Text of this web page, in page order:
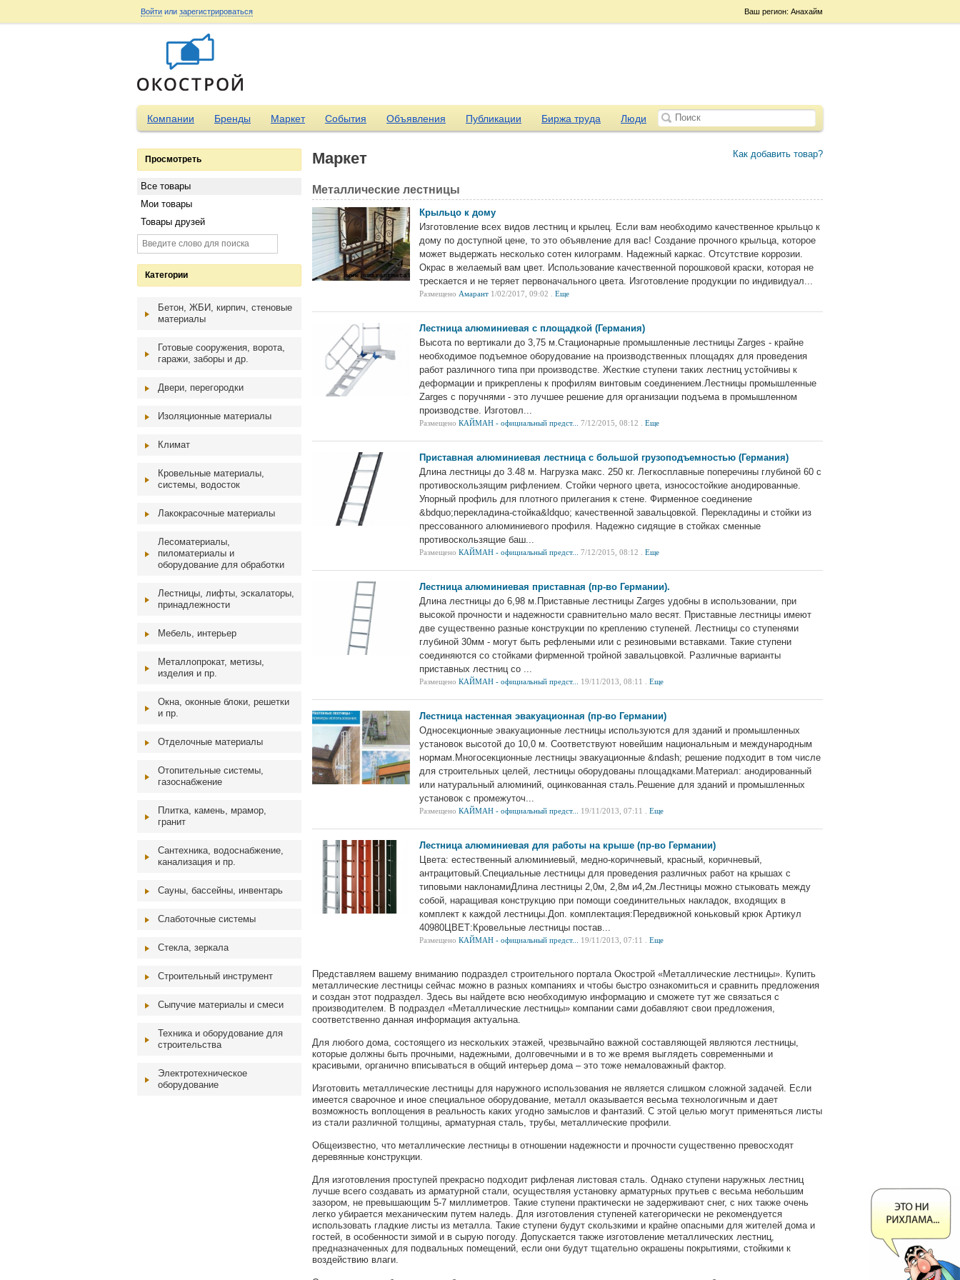
Ваш регион: Анахайм
Войти или зарегистрироваться
Компании Бренды Маркет События Объявления Публикации Биржа труда Люди
Просмотреть
Все товары
Мои товары
Товары друзей
Категории
Бетон, ЖБИ, кирпич, стеновые
материалы
Готовые сооружения, ворота,
гаражи, заборы и др.
Двери, перегородки
Изоляционные материалы
Климат
Кровельные материалы,
системы, водосток
Лакокрасочные материалы
Лесоматериалы,
пиломатериалы и
оборудование для обработки
Лестницы, лифты, эскалаторы,
принадлежности
Мебель, интерьер
Металлопрокат, метизы,
изделия и пр.
Окна, оконные блоки, решетки
и пр.
Отделочные материалы
Отопительные системы,
газоснабжение
Плитка, камень, мрамор,
гранит
Сантехника, водоснабжение,
канализация и пр.
Сауны, бассейны, инвентарь
Слаботочные системы
Стекла, зеркала
Строительный инструмент
Сыпучие материалы и смеси
Техника и оборудование для
строительства
Электротехническое
оборудование
Как добавить товар?
Маркет
Металлические лестницы
Крыльцо к дому
Изготовление всех видов лестниц и крылец. Если вам необходимо качественное крыльцо к
дому по доступной цене, то это объявление для вас! Создание прочного крыльца, которое
может выдержать несколько сотен килограмм. Надежный каркас. Отсутствие коррозии.
Окрас в желаемый вам цвет. Использование качественной порошковой краски, которая не
трескается и не теряет первоначального цвета. Изготовление продукции по индивидуал...
Размещено Амарант 1/02/2017, 09:02 . Еще
Лестница алюминиевая с площадкой (Германия)
Высота по вертикали до 3,75 м.Стационарные промышленные лестницы Zarges - крайне
необходимое подъемное оборудование на производственных площадях для проведения
работ различного типа при производстве. Жесткие ступени таких лестниц устойчивы к
деформации и прикреплены к профилям винтовым соединением.Лестницы промышленные
Zarges с поручнями - это лучшее решение для организации подъема в промышленном
производстве. Изготовл...
Размещено КАЙМАН - официальный предст... 7/12/2015, 08:12 . Еще
Приставная алюминиевая лестница с большой грузоподъемностью (Германия)
Длина лестницы до 3.48 м. Нагрузка макс. 250 кг. Легкосплавные поперечины глубиной 60 с
противоскользящим рифлением. Стойки черного цвета, износостойкие анодированные.
Упорный профиль для плотного прилегания к стене. Фирменное соединение
&bdquo;перекладина-стойка&ldquo; качественной завальцовкой. Перекладины и стойки из
прессованного алюминиевого профиля. Надежно сидящие в стойках сменные
противоскользящие баш...
Размещено КАЙМАН - официальный предст... 7/12/2015, 08:12 . Еще
Лестница алюминиевая приставная (пр-во Германии).
Длина лестницы до 6,98 м.Приставные лестницы Zarges удобны в использовании, при
высокой прочности и надежности сравнительно мало весят. Приставные лестницы имеют
две существенно разные конструкции по креплению ступеней. Лестницы со ступенями
глубиной 30мм - могут быть рефлеными или с резиновыми вставками. Такие ступени
соединяются со стойками фирменной тройной завальцовкой. Различные варианты
приставных лестниц со ...
Размещено КАЙМАН - официальный предст... 19/11/2013, 08:11 . Еще
Лестница настенная эвакуационная (пр-во Германии)
Односекционные эвакуационные лестницы используются для зданий и промышленных
установок высотой до 10,0 м. Соответствуют новейшим национальным и международным
нормам.Многосекционные лестницы эвакуационные &ndash; решение подходит в том числе
для строительных целей, лестницы оборудованы площадками.Материал: анодированный
или натуральный алюминий, оцинкованная сталь.Решение для зданий и промышленных
установок с промежуточ...
Размещено КАЙМАН - официальный предст... 19/11/2013, 07:11 . Еще
Лестница алюминиевая для работы на крыше (пр-во Германии)
Цвета: естественный алюминиевый, медно-коричневый, красный, коричневый,
антрацитовый.Специальные лестницы для проведения различных работ на крышах с
типовыми наклонамиДлина лестницы 2,0м, 2,8м и4,2м.Лестницы можно стыковать между
собой, наращивая конструкцию при помощи соединительных накладок, входящих в
комплект к каждой лестницы.Доп. комплектация:Передвижной коньковый крюк Артикул
40980ЦВЕТ:Кровельные лестницы постав...
Размещено КАЙМАН - официальный предст... 19/11/2013, 07:11 . Еще
Представляем вашему вниманию подраздел строительного портала Окострой «Металлические лестницы». Купить
металлические лестницы сейчас можно в разных компаниях и чтобы быстро ознакомиться и сравнить предложения
и создан этот подраздел. Здесь вы найдете всю необходимую информацию и сможете тут же связаться с
производителем. В подраздел «Металлические лестницы» компании сами добавляют свои предложения,
соответственно данная информация актуальна.
Для любого дома, состоящего из нескольких этажей, чрезвычайно важной составляющей являются лестницы,
которые должны быть прочными, надежными, долговечными и в то же время выглядеть современными и
красивыми, органично вписываться в общий интерьер дома – это тоже немаловажный фактор.
Изготовить металлические лестницы для наружного использования не является слишком сложной задачей. Если
имеется сварочное и иное специальное оборудование, металл оказывается весьма технологичным и дает
возможность воплощения в реальность каких угодно замыслов и фантазий. С этой целью могут применяться листы
из стали различной толщины, арматурная сталь, трубы, металлические профили.
Общеизвестно, что металлические лестницы в отношении надежности и прочности существенно превосходят
деревянные конструкции.
Для изготовления проступей прекрасно подходит рифленая листовая сталь. Однако ступени наружных лестниц
лучше всего создавать из арматурной стали, осуществляя установку арматурных прутьев с весьма небольшим
зазором, не превышающим 5-7 миллиметров. Такие ступени практически не задерживают снег, с них также очень
легко убирается механическим путем наледь. Для изготовления ступеней категорически не рекомендуется
использовать гладкие листы из металла. Такие ступени будут скользкими и крайне опасными для жителей дома и
гостей, в особенности зимой и в сырую погоду. Допускается также изготовление металлических лестниц,
предназначенных для подвальных помещений, если они будут тщательно окрашены покрытиями, стойкими к
воздействию влаги.